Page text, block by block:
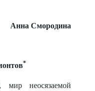
Анна Смородина
*
неосязаемой